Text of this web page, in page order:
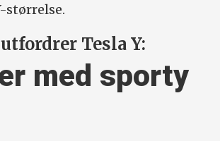
størrelse.
Tesla Y:
med sporty